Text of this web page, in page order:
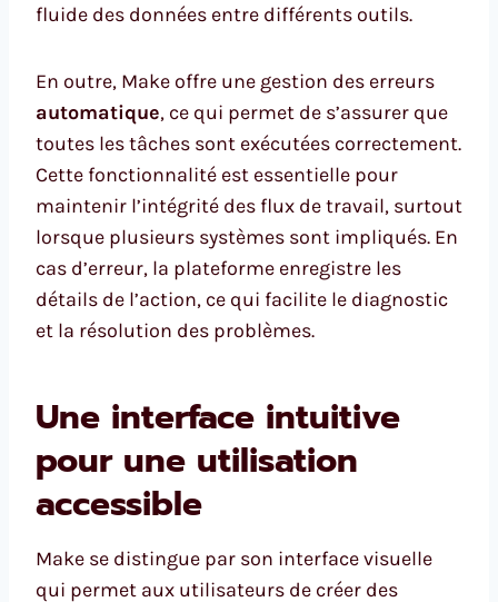
fluide des données entre différents outils.
En outre, Make offre une gestion des erreurs
automatique, ce qui permet de s’assurer que
toutes les tâches sont exécutées correctement.
Cette fonctionnalité est essentielle pour
maintenir l’intégrité des flux de travail, surtout
lorsque plusieurs systèmes sont impliqués. En
cas d’erreur, la plateforme enregistre les
détails de l’action, ce qui facilite le diagnostic
et la résolution des problèmes.
Une interface intuitive
pour une utilisation
accessible
Make se distingue par son interface visuelle
qui permet aux utilisateurs de créer des